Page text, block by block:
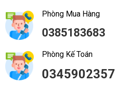
Phòng Mua Hàng
0385183683
Phòng Kế Toán
0345902357